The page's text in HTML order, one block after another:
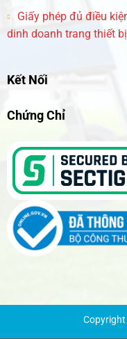
Giấy phép đủ điều
dinh doanh trang thiết
Kết Nối
Chứng Chỉ
Copyright